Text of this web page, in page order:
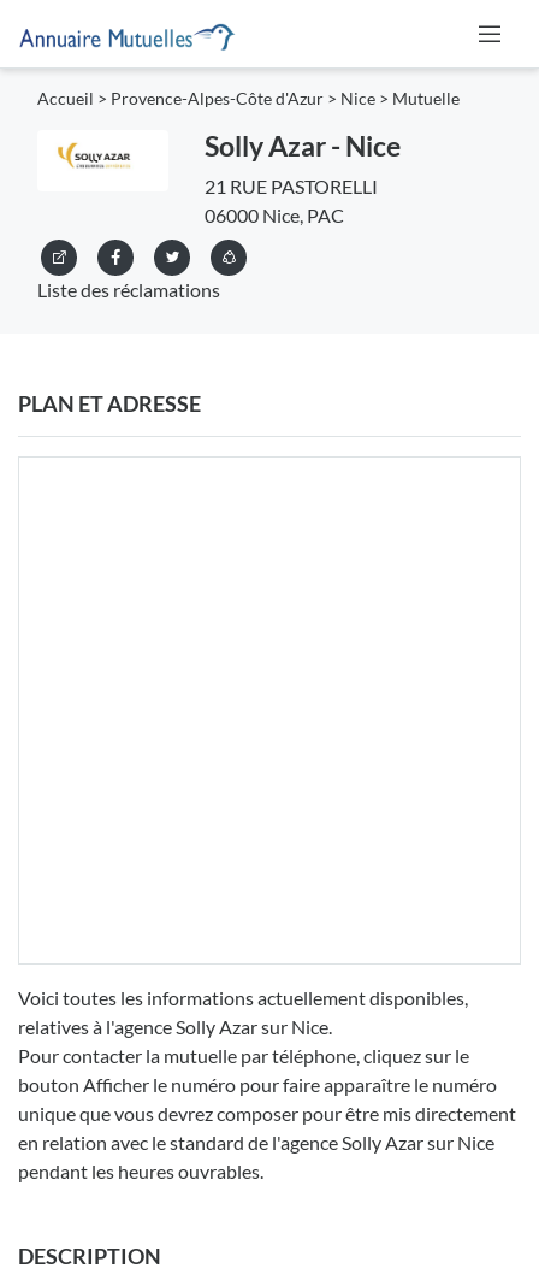
Accueil > Provence-Alpes-Côte d'Azur > Nice > Mutuelle
Solly Azar - Nice
21 RUE PASTORELLI
06000 Nice, PAC
Liste des réclamations
PLAN ET ADRESSE
Voici toutes les informations actuellement disponibles,
relatives à l'agence Solly Azar sur Nice.
Pour contacter la mutuelle par téléphone, cliquez sur le
bouton Afficher le numéro pour faire apparaître le numéro
unique que vous devrez composer pour être mis directement
en relation avec le standard de l'agence Solly Azar sur Nice
pendant les heures ouvrables.
DESCRIPTION